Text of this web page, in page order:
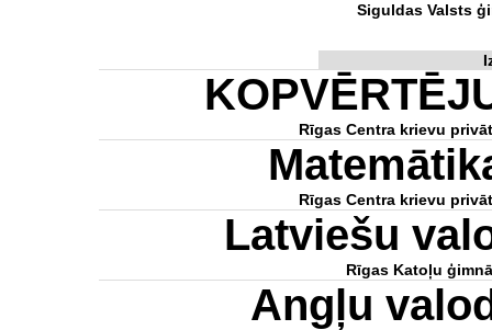
Siguldas Valsts
Rīgas Centra krievu
Rīgas Centra krievu
Latviešu
Rīgas Katoļu
Angļu